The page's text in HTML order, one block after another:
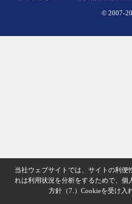
© 2007-
当社ウェブサイトでは、サイトの利便
れは利用状況を分析をするためで、個
方針（7.） Cookieを受け入